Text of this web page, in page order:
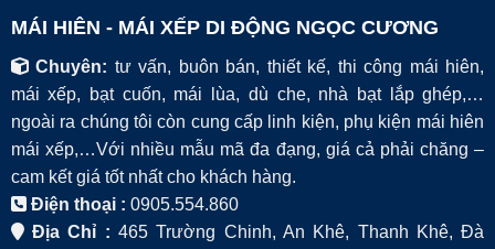
MÁI HIÊN - MÁI XẾP DI ĐỘNG NGỌC CƯƠNG
Chuyên: tư vấn, buôn bán, thiết kế, thi công mái hiên,
mái xếp, bạt cuốn, mái lùa, dù che, nhà bạt lắp ghép,…
ngoài ra chúng tôi còn cung cấp linh kiện, phụ kiện mái hiên
mái xếp,…Với nhiều mẫu mã đa đạng, giá cả phải chăng –
cam kết giá tốt nhất cho khách hàng.
Điện thoại : 0905.554.860
Địa Chỉ : 465 Trường Chinh, An Khê, Thanh Khê, Đà